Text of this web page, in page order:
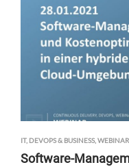
IT, DEVOPS & BUSINESS,
Software-